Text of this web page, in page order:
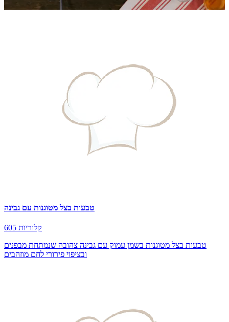
טבעות בצל מטוגנות עם גבינה
605 קלוריות
טבעות בצל מטוגנות בשמן עמוק עם גבינה צהובה שנמתחת מבפנים
ובציפוי פירורי לחם מוזהבים